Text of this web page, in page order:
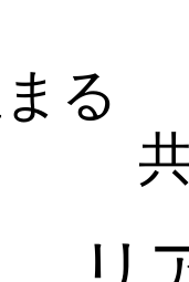
る